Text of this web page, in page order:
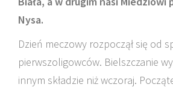
Nysa.
Dzień meczowy rozpoczął się od
pierwszoligowców. Bielszczanie
innym składzie niż wczoraj.